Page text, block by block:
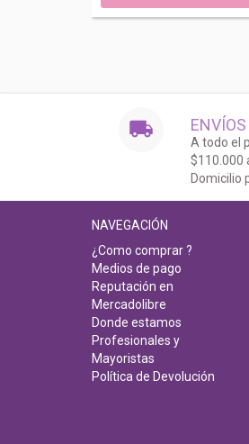
A todo el
$110.000
Domicilio
NAVEGACIÓN
¿Como comprar ?
Medios de pago
Reputación en
Mercadolibre
Donde estamos
Profesionales y
Mayoristas
Política de Devolución